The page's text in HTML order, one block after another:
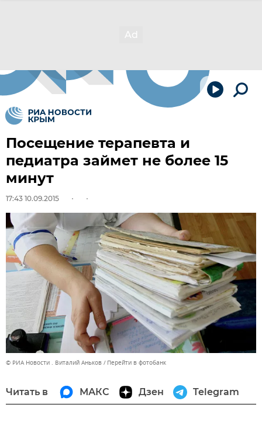
Посещение терапевта и
педиатра займет не более 15
минут
17:43 10.09.2015
© РИА Новости . Виталий Аньков Перейти в фотобанк
Читать в МАКС Дзен Telegram